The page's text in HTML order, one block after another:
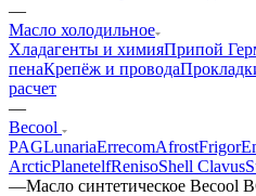
—
Масло холодильное
Хладагенты и химияПрипой
пенаКрепёж и провода
расчет
—
Becool
PAGLunariaErrecomAfrostFrigor
ArcticPlanetelfRenisoShell Clavus
—Масло синтетическое Becool